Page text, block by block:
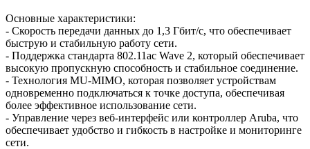
Основные характеристики:
- Скорость передачи данных до 1,3 Гбит/с, что обеспечивает
быструю и стабильную работу сети.
- Поддержка стандарта 802.11ac Wave 2, который обеспечивает
высокую пропускную способность и стабильное соединение.
- Технология MU-MIMO, которая позволяет устройствам
одновременно подключаться к точке доступа, обеспечивая
более эффективное использование сети.
- Управление через веб-интерфейс или контроллер Aruba, что
обеспечивает удобство и гибкость в настройке и мониторинге
сети.